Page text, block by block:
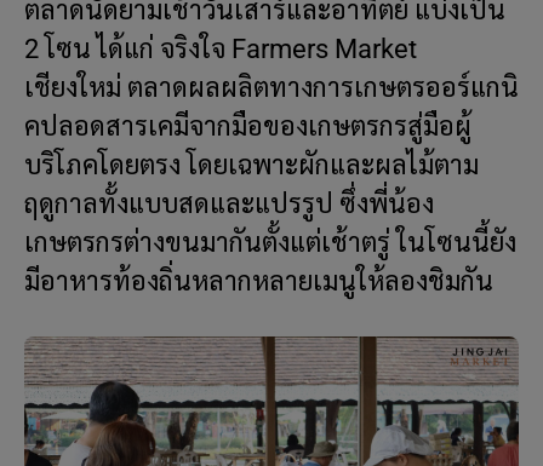
ตลาดนัดยามเช้าวันเสาร์และอาทิตย์ แบ่งเป็น
2 โซน ได้แก่ จริงใจ Farmers Market
เชียงใหม่ ตลาดผลผลิตทางการเกษตรออร์แกนิ
คปลอดสารเคมีจากมือของเกษตรกรสู่มือผู้
บริโภคโดยตรง โดยเฉพาะผักและผลไม้ตาม
ฤดูกาลทั้งแบบสดและแปรรูป ซึ่งพี่น้อง
เกษตรกรต่างขนมากันตั้งแต่เช้าตรู่ ในโซนนี้ยัง
มีอาหารท้องถิ่นหลากหลายเมนูให้ลองชิมกัน